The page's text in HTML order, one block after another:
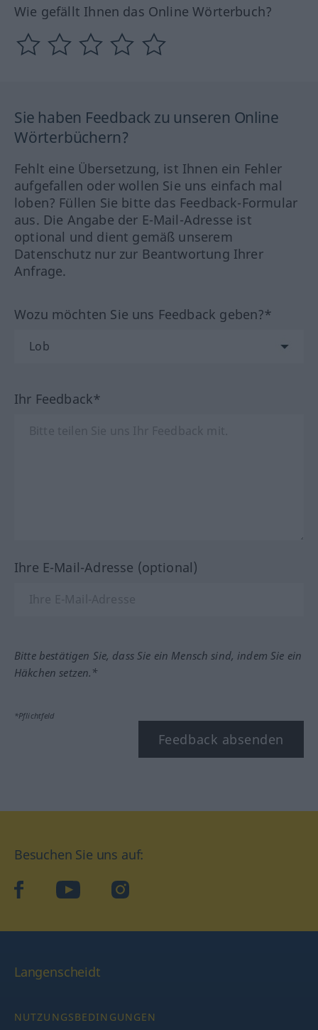
Wie gefällt Ihnen das Online Wörterbuch?
Sie haben Feedback zu unseren Online
Wörterbüchern?
Fehlt eine Übersetzung, ist Ihnen ein Fehler
aufgefallen oder wollen Sie uns einfach mal
loben? Füllen Sie bitte das Feedback-Formular
aus. Die Angabe der E-Mail-Adresse ist
optional und dient gemäß unserem
Datenschutz nur zur Beantwortung Ihrer
Anfrage.
Wozu möchten Sie uns Feedback geben?*
Ihr Feedback*
Ihre E-Mail-Adresse (optional)
Bitte bestätigen Sie, dass Sie ein Mensch sind, indem Sie ein
Häkchen setzen.*
*Pflichtfeld
Feedback absenden
Besuchen Sie uns auf:
facebookYouTube Instagram
Langenscheidt
NUTZUNGSBEDINGUNGEN